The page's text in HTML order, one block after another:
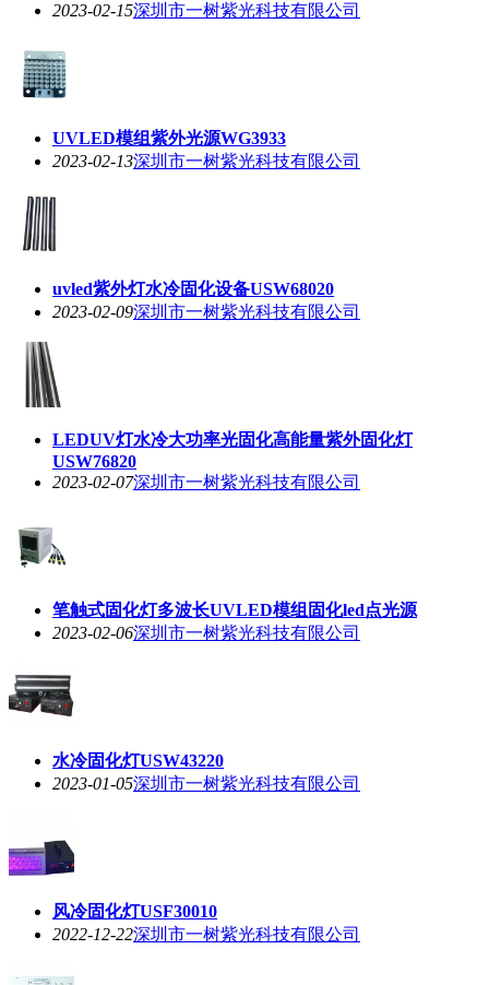
2023-02-15深圳市一树紫光科技有限公司
UVLED模组紫外光源WG3933
2023-02-13深圳市一树紫光科技有限公司
uvled紫外灯水冷固化设备USW68020
2023-02-09深圳市一树紫光科技有限公司
LEDUV灯水冷大功率光固化高能量紫外固化灯
USW76820
2023-02-07深圳市一树紫光科技有限公司
笔触式固化灯多波长UVLED模组固化led点光源
2023-02-06深圳市一树紫光科技有限公司
水冷固化灯USW43220
2023-01-05深圳市一树紫光科技有限公司
风冷固化灯USF30010
2022-12-22深圳市一树紫光科技有限公司